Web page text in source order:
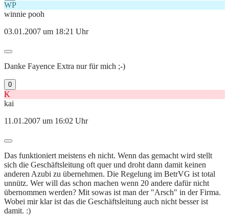
WP
winnie pooh
03.01.2007 um 18:21 Uhr
Danke Fayence Extra nur für mich ;-)
0
K
kai
11.01.2007 um 16:02 Uhr
Das funktioniert meistens eh nicht. Wenn das gemacht wird stellt
sich die Geschäftsleitung oft quer und droht dann damit keinen
anderen Azubi zu übernehmen. Die Regelung im BetrVG ist total
unnütz. Wer will das schon machen wenn 20 andere dafür nicht
übernommen werden? Mit sowas ist man der "Arsch" in der Firma.
Wobei mir klar ist das die Geschäftsleitung auch nicht besser ist
damit. :)